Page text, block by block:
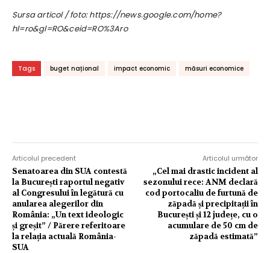
Sursa articol / foto: https://news.google.com/home?
hl=ro&gl=RO&ceid=RO%3Aro
Tags buget național impact economic măsuri economice
Articolul precedent
Senatoarea din SUA contestă
la București raportul negativ
al Congresului în legătură cu
anularea alegerilor din
România: „Un text ideologic
și greșit” / Părere referitoare
la relația actuală România-
SUA
Articolul următor
„Cel mai drastic incident al
sezonului rece: ANM declară
cod portocaliu de furtună de
zăpadă și precipitații în
București și 12 județe, cu o
acumulare de 50 cm de
zăpadă estimată”